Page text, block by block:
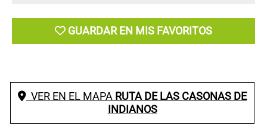
GUARDAR EN MIS FAVORITOS
VER EN EL MAPA RUTA DE LAS CASONAS DE
INDIANOS